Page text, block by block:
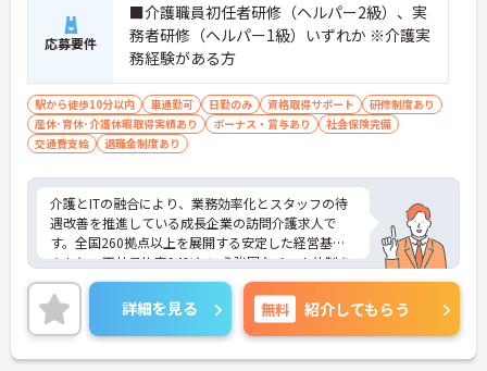
・サービス提供責任者や管理者へのキャリアアップ
も目指せます
スを軽減できます】
・記録票の提出やシフト確認をすべてスマートフォ
ンで行えるため、手書きの書類作成や事業所への移
動の手間が省けケア業務に集中できます
あり、訪問介護でありながら孤立することなくチー
ムの支援を受けながら業務に取り組めます
応募要件
■介護職員初任者研修（ヘルパー2級）、実
務者研修（ヘルパー1級）いずれか ※介護実
務経験がある方
駅から徒歩10分以内 車通勤可 日勤のみ 資格取得サポート
研修制度あり
産休･育休･介護休暇取得実績あり
ボーナス・賞与あり
社会保険完備
交通費支給
退職金制度あり
介護とITの融合により、業務効率化とスタッフの待
遇改善を推進している成長企業の訪問介護求人で
す。全国260拠点以上を展開する安定した経営基盤
のもと、正社員比率94%という強固なチーム体制を
構築しています。資格手当や年2回の評価面談など、
専門資格と成果が収入に直結する仕組みが整ってい
ます。夜勤なしの完全週休2日制（曜日固定）を採用
し、日々の記録業務はスマートフォンで完結するた
め、施設勤務特有の不規則なシフトや煩雑な事務作
詳細を見る 無料 紹介してもらう